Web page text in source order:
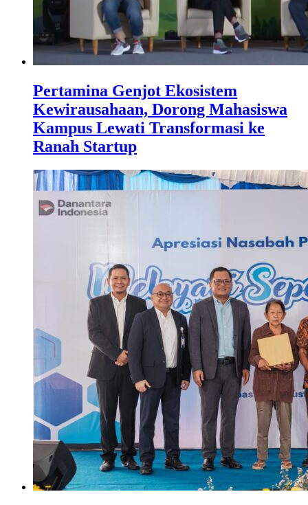
Pertamina Genjot Ekosistem
Kewirausahaan, Dorong Mahasiswa
Kampus Lewati Transformasi ke
Ranah Startup